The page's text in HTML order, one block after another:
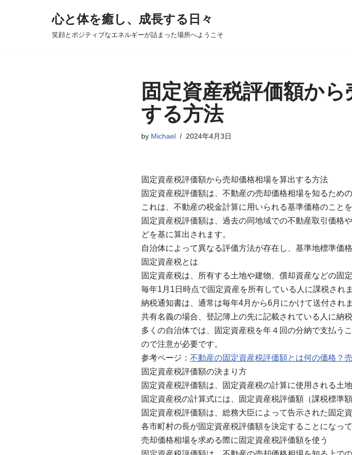
心と体を癒し、成長する日々
笑顔とポジティブなエネルギーが詰まった場所へようこそ
固定資産税評価額か
する方法
by Michael 2024年4月3日
固定資産税評価額から売却価格相場を算出する方法
固定資産税評価額は、不動産の売却価格相場を知るための
これは、不動産の税金計算に用いられる基準価格のことを
固定資産税評価額は、過去の同地域での不動産取引価格
どを基に算出されます。
自治体によって異なる評価方法が存在し、基準地標準価
固定資産税とは
固定資産税は、所有する土地や建物、償却資産などの固
毎年1月1日時点で固定資産を所有している人に課税されま
納税通知書は、通常は毎年4月から6月にかけて送付されま
共有名義の場合、登記簿上の先に記載されている人に納
多くの自治体では、固定資産税を年４回の分納で支払う
ので注意が必要です。
参考ページ： 不動産の固定資産税評価額とは何の価格？
固定資産税評価額の決まり方
固定資産税評価額は、固定資産税の計算に使用される土
固定資産税の計算式には、固定資産税評価額（課税標準
固定資産税評価額は、総務大臣によって告示された固定
各市町村の長が固定資産税評価額を決定することになっ
売却価格相場を求める際に固定資産税評価額を使う